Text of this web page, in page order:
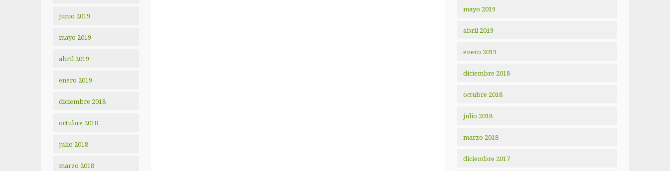
junio 2019
mayo 2019
abril 2019
enero 2019
diciembre 2018
octubre 2018
julio 2018
marzo 2018
mayo 2019
abril 2019
enero 2019
diciembre 2018
octubre 2018
julio 2018
marzo 2018
diciembre 2017